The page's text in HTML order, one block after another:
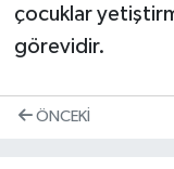
çocuklar
görevidir.
ÖNCEKI